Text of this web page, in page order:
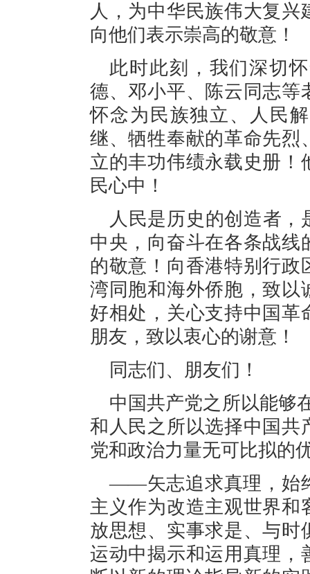
人，为中华民族伟大复
向他们表示崇高的敬意！
此时此刻，我们深切
德、邓小平、陈云同志等
怀念为民族独立、人民
继、牺牲奉献的革命先烈
立的丰功伟绩永载史册！
民心中！
人民是历史的创造者
中央，向奋斗在各条战线
的敬意！向香港特别行政
湾同胞和海外侨胞，致以
好相处，关心支持中国革
朋友，致以衷心的谢意！
同志们、朋友们！
中国共产党之所以能够
和人民之所以选择中国共
党和政治力量无可比拟的
——矢志追求真理，始
主义作为改造主观世界和
放思想、实事求是、与时
运动中揭示和运用真理，